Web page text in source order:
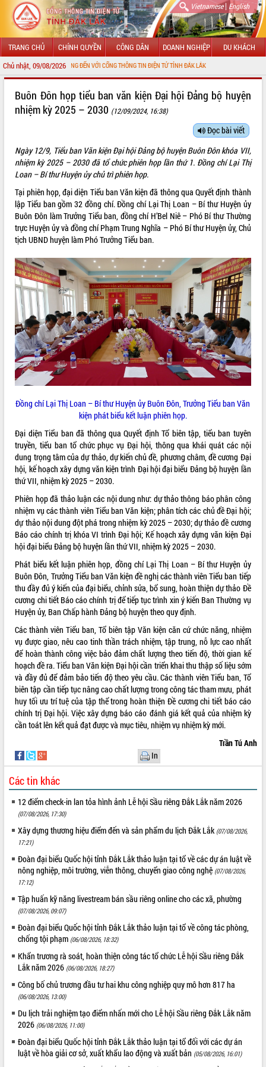
Vietnamese| English
TRANG CHỦ CHÍNH QUYỀN CÔNG DÂN DOANH NGHIỆP DU KHÁCH
Chủ nhật, 09/08/2026
CHÀO MỪNG ĐẾN VỚI CỔNG THÔNG TIN ĐIỆN TỬ TỈNH ĐẮK LẮK
LÃNH ĐẠO UBND TỈNH
SỞ, BAN, NGÀNH
THÔNG TIN CHỈ ĐẠO ĐIỀU HÀNH
HỆ THỐNG VĂN BẢN
VĂN BẢN HĐND TỈNH
ĐIỂM TIN VĂN BẢN
QUY HOẠCH - KẾ HOẠCH
VIDEO
Khám bệnh, cấp phát thuốc miễn phí
và tặng quà người dân xã Cư Pui
Hội nghị UBND tỉnh Đắk Lắk thường kỳ
tháng 7/2026
Lễ truy tặng danh hiệu “Bà Mẹ Việt
Nam Anh hùng” và trao Huân chương
UBND tỉnh Đắk Lắk triển khai nhiệm
Kỳ họp thứ Hai, Hội đồng nhân dân
tỉnh khóa XI quyết nghị nhiều nội dung
quan trọng
Bí thư Tỉnh ủy Lương Nguyễn Minh
Triết thăm, tặng quà người có công với
cách mạng
Rà soát, hoàn thiện hệ thống thiết chế
văn hóa, thể thao đáp ứng yêu cầu
phát triển mới
Thường trực HĐND tỉnh Đắk Lắk gặp
mặt Đoàn chuyên gia y tế TP. Hồ Chí
Minh
Lễ truy điệu và an táng hài cốt liệt sĩ
tại Nghĩa trang Liệt sĩ xã Sơn Hòa
Bàn giải pháp tháo gỡ khó khăn trong
xuất khẩu sầu riêng và triển khai quy
định EUDR
Thứ trưởng Bộ Nông nghiệp và Môi
trường Nguyễn Hoàng Hiệp khảo sát
vùng trồng và doanh nghiệp đóng gói
sầu riêng tại Đắk Lắk
Trình diễn nghệ thuật chế biến các
ALBUM ẢNH
LIÊN KẾT WEB
THỐNG KÊ TRUY CẬP
Hôm nay: 14800
Tất cả: 66100468
Buôn Đôn họp tiểu ban văn kiện Đại hội Đảng bộ huyện
nhiệm kỳ 2025 – 2030 (12/09/2024, 16:38)
Đọc bài viết
Ngày 12/9, Tiểu ban Văn kiện Đại hội Đảng bộ huyện Buôn Đôn khóa VII,
nhiệm kỳ 2025 – 2030 đã tổ chức phiên họp lần thứ 1. Đồng chí Lại Thị
Loan – Bí thư Huyện ủy chủ trì phiên họp.
Tại phiên họp, đại diện Tiểu ban Văn kiện đã thông qua Quyết định thành
lập Tiểu ban gồm 32 đồng chí. Đồng chí Lại Thị Loan – Bí thư Huyện ủy
Buôn Đôn làm Trưởng Tiểu ban, đồng chí H’Bel Niê – Phó Bí thư Thường
trực Huyện ủy và đồng chí Phạm Trung Nghĩa – Phó Bí thư Huyện ủy, Chủ
tịch UBND huyện làm Phó Trưởng Tiểu ban.
Đồng chí Lại Thị Loan – Bí thư Huyện ủy Buôn Đôn, Trưởng Tiểu ban Văn
kiện phát biểu kết luận phiên họp.
Đại diện Tiểu ban đã thông qua Quyết định Tổ biên tập, tiểu ban tuyên
truyền, tiểu ban tổ chức phục vụ Đại hội, thông qua khái quát các nội
dung trọng tâm của dự thảo, dự kiến chủ đề, phương châm, đề cương Đại
hội, kế hoạch xây dựng văn kiện trình Đại hội đại biểu Đảng bộ huyện lần
thứ VII, nhiệm kỳ 2025 – 2030.
Phiên họp đã thảo luận các nội dung như: dự thảo thông báo phân công
nhiệm vụ các thành viên Tiểu ban Văn kiện; phân tích các chủ đề Đại hội;
dự thảo nội dung đột phá trong nhiệm kỳ 2025 – 2030; dự thảo đề cương
Báo cáo chính trị khóa VI trình Đại hội; Kế hoạch xây dựng văn kiện Đại
hội đại biểu Đảng bộ huyện lần thứ VII, nhiệm kỳ 2025 – 2030.
Phát biểu kết luận phiên họp, đồng chí Lại Thị Loan – Bí thư Huyện ủy
Buôn Đôn, Trưởng Tiểu ban Văn kiện đề nghị các thành viên Tiểu ban tiếp
thu đầy đủ ý kiến của đại biểu, chỉnh sửa, bổ sung, hoàn thiện dự thảo Đề
cương chi tiết Báo cáo chính trị để tiếp tục trình xin ý kiến Ban Thường vụ
Huyện ủy, Ban Chấp hành Đảng bộ huyện theo quy định.
Các thành viên Tiểu ban, Tổ biên tập Văn kiện căn cứ chức năng, nhiệm
vụ được giao, nêu cao tinh thần trách nhiệm, tập trung, nỗ lực cao nhất
để hoàn thành công việc bảo đảm chất lượng theo tiến độ, thời gian kế
hoạch đề ra. Tiểu ban Văn kiện Đại hội cần triển khai thu thập số liệu sớm
và đầy đủ để đảm bảo tiến độ theo yêu cầu. Các thành viên Tiểu ban, Tổ
biên tập cần tiếp tục nâng cao chất lượng trong công tác tham mưu, phát
huy tối ưu trí tuệ của tập thể trong hoàn thiện Đề cương chi tiết báo cáo
chính trị Đại hội. Việc xây dựng báo cáo đánh giá kết quả của nhiệm kỳ
cần toát lên kết quả đạt được và mục tiêu, nhiệm vụ nhiệm kỳ mới.
Trần Tú Anh
In
Các tin khác
12 điểm check-in lan tỏa hình ảnh Lễ hội Sầu riêng Đắk Lắk năm 2026
(07/08/2026, 17:30)
Xây dựng thương hiệu điểm đến và sản phẩm du lịch Đắk Lắk (07/08/2026,
17:21)
Đoàn đại biểu Quốc hội tỉnh Đắk Lắk thảo luận tại tổ về các dự án luật về
nông nghiệp, môi trường, viễn thông, chuyển giao công nghệ (07/08/2026,
17:12)
Tập huấn kỹ năng livestream bán sầu riêng online cho các xã, phường
(07/08/2026, 09:07)
Đoàn đại biểu Quốc hội tỉnh Đắk Lắk thảo luận tại tổ về công tác phòng,
chống tội phạm (06/08/2026, 18:32)
Khẩn trương rà soát, hoàn thiện công tác tổ chức Lễ hội Sầu riêng Đắk
Lắk năm 2026 (06/08/2026, 18:27)
Công bố chủ trương đầu tư hai khu công nghiệp quy mô hơn 817 ha
(06/08/2026, 13:00)
Du lịch trải nghiệm tạo điểm nhấn mới cho Lễ hội Sầu riêng Đắk Lắk năm
2026 (06/08/2026, 11:00)
Đoàn đại biểu Quốc hội tỉnh Đắk Lắk thảo luận tại tổ đối với các dự án
luật về hòa giải cơ sở, xuất khẩu lao động và xuất bản (05/08/2026, 16:01)